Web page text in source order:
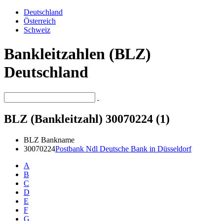
Deutschland
Österreich
Schweiz
Bankleitzahlen (BLZ)
Deutschland
BLZ (Bankleitzahl) 30070224 (1)
BLZ Bankname
30070224Postbank Ndl Deutsche Bank in Düsseldorf
A
B
C
D
E
F
G